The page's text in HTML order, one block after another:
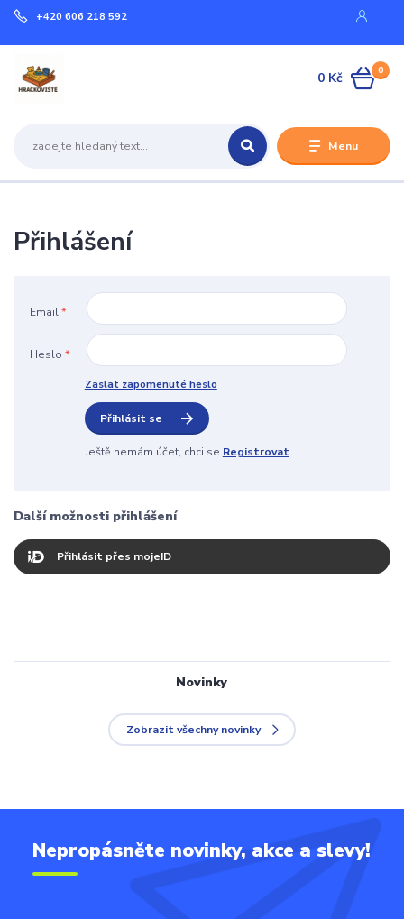
Menu
+420 606 218 592
0
0 Kč
Novinky
Zobrazit všechny novinky
Přihlášení
Email*
Heslo *
Zaslat zapomenuté heslo
Přihlásit se
Ještě nemám účet, chci se Registrovat
Další možnosti přihlášení
Přihlásit přes mojeID
Nepropásněte novinky, akce a slevy!